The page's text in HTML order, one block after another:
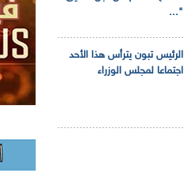
"...
الرئيس تبون يترأس هذا الأحد
اجتماعا لمجلس الوزراء